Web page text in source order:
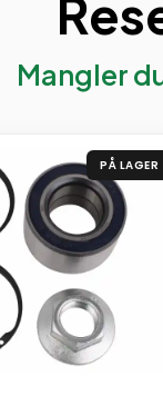
Mangler
PÅ LAGER